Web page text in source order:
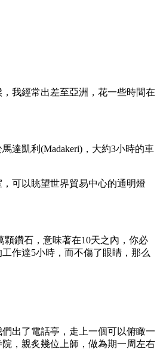
我經常出差至亞洲，花一些時間在
達凱利(Madakeri)，大約3小時的車
可以眺望世界貿易中心的通明燈
鑽石，意味著在10天之內，你必
作達5小時，而不傷了眼睛，那么
出了電話亭，走上一個可以俯瞰一
，親炙幾位上師，做為期一周左右